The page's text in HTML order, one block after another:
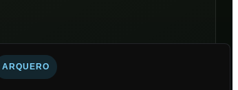
ARQUERO